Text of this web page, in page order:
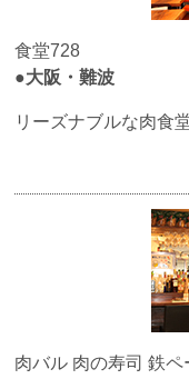
食堂728
●大阪・難波
リーズナブルな肉食
肉バル 肉の寿司 鉄ペ